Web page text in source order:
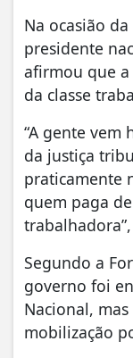
Na ocasião
presidente
afirmou que
da classe
“A gente vem
da justiça
praticamente
quem paga
Segundo a
governo foi
Nacional,
mobilização